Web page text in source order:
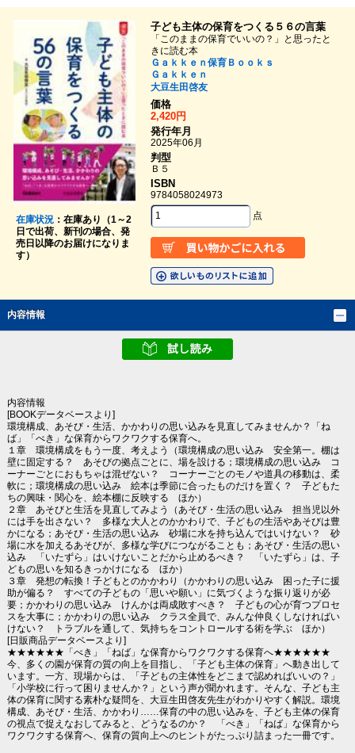
在庫状況：在庫あり（1～2
日で出荷、新刊の場合、発
売日以降のお届けになりま
す）
子ども主体の保育をつくる５６の言葉
「このままの保育でいいの？」と思ったと
きに読む本
Ｇａｋｋｅｎ保育Ｂｏｏｋｓ
Ｇａｋｋｅｎ
大豆生田啓友
価格
2,420円
発行年月
2025年06月
判型
Ｂ５
ISBN
9784058024973
点
内容情報
内容情報
[BOOKデータベースより]
環境構成、あそび・生活、かかわりの思い込みを見直してみませんか？「ね
ば」「べき」な保育からワクワクする保育へ。
１章 環境構成をもう一度、考えよう（環境構成の思い込み 安全第一。棚は
壁に固定する？ あそびの拠点ごとに、場を設ける；環境構成の思い込み コ
ーナーごとにおもちゃは混ぜない？ コーナーごとのモノや道具の移動は、柔
軟に；環境構成の思い込み 絵本は季節に合ったものだけを置く？ 子どもた
ちの興味・関心を、絵本棚に反映する ほか）
２章 あそびと生活を見直してみよう（あそび・生活の思い込み 担当児以外
には手を出さない？ 多様な大人とのかかわりで、子どもの生活やあそびは豊
かになる；あそび・生活の思い込み 砂場に水を持ち込んではいけない？ 砂
場に水を加えるあそびが、多様な学びにつながることも；あそび・生活の思い
込み 「いたずら」はいけないことだから止めるべき？ 「いたずら」は、子
どもの思いを知るきっかけになる ほか）
３章 発想の転換！子どもとのかかわり（かかわりの思い込み 困った子に援
助が偏る？ すべての子どもの「思いや願い」に気づくような振り返りが必
要；かかわりの思い込み けんかは両成敗すべき？ 子どもの心が育つプロセ
スを大事に；かかわりの思い込み クラス全員で、みんな仲良くしなければい
けない？ トラブルを通して、気持ちをコントロールする術を学ぶ ほか）
[日販商品データベースより]
★★★★★★「べき」「ねば」な保育からワクワクする保育へ★★★★★★
今、多くの園が保育の質の向上を目指し、「子ども主体の保育」へ動き出して
います。一方、現場からは、「子どもの主体性をどこまで認めればいいの？」
「小学校に行って困りませんか？」という声が聞かれます。そんな、子ども主
体の保育に関する素朴な疑問を、大豆生田啓友先生がわかりやすく解説。環境
構成、あそび・生活、かかわり……保育の中の思い込みを、子ども主体の保育
の視点で捉えなおしてみると、どうなるのか？ 「べき」「ねば」な保育から
ワクワクする保育へ、保育の質向上へのヒントがたっぷり詰まった一冊です。